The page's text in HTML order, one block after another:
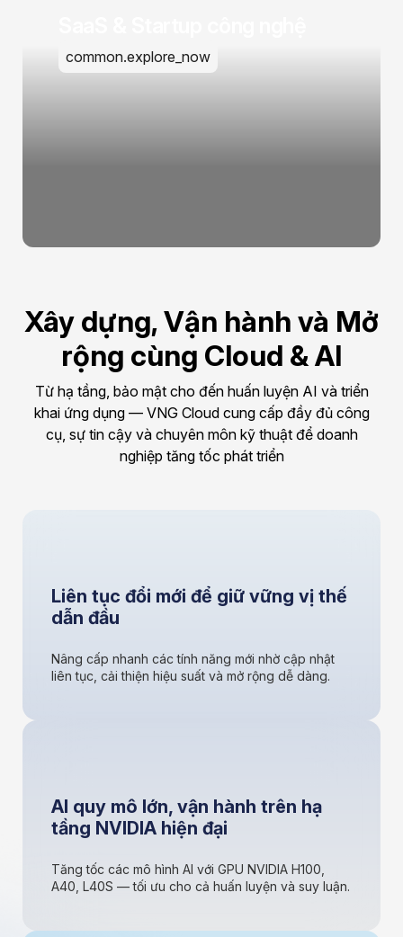
common.explore_now
Xây dựng, Vận hành và Mở
rộng cùng Cloud & AI
Từ hạ tầng, bảo mật cho đến huấn luyện AI và triển
khai ứng dụng — VNG Cloud cung cấp đầy đủ công
cụ, sự tin cậy và chuyên môn kỹ thuật để doanh
nghiệp tăng tốc phát triển
Liên tục đổi mới để giữ vững vị thế
dẫn đầu
Nâng cấp nhanh các tính năng mới nhờ cập nhật
liên tục, cải thiện hiệu suất và mở rộng dễ dàng.
AI quy mô lớn, vận hành trên hạ
tầng NVIDIA hiện đại
Tăng tốc các mô hình AI với GPU NVIDIA H100,
A40, L40S — tối ưu cho cả huấn luyện và suy luận.